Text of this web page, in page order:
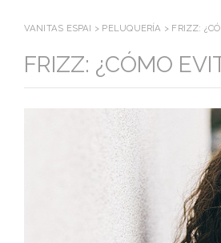
VANITAS ESPAI > PELUQUERÍA > FRIZZ:
FRIZZ: ¿CÓMO